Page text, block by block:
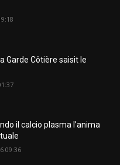
Garde Côtière saisit le
il calcio plasma l’anima
09:36